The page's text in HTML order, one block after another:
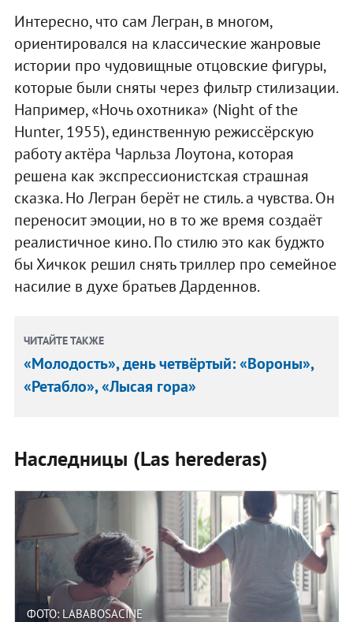
Интересно, что сам Легран, в многом,
ориентировался на классические жанровые
истории про чудовищные отцовские фигуры,
которые были сняты через фильтр стилизации.
Например, «Ночь охотника» (Night of the
Hunter, 1955), единственную режиссёрскую
работу актёра Чарльза Лоутона, которая
решена как экспрессионистская страшная
сказка. Но Легран берёт не стиль. а чувства. Он
переносит эмоции, но в то же время создаёт
реалистичное кино. По стилю это как буджто
бы Хичкок решил снять триллер про семейное
насилие в духе братьев Дарденнов.
ЧИТАЙТЕ ТАКЖЕ
«Молодость», день четвёртый: «Вороны»,
«Ретабло», «Лысая гора»
Наследницы (Las herederas)
ФОТО: LABABOSACINE